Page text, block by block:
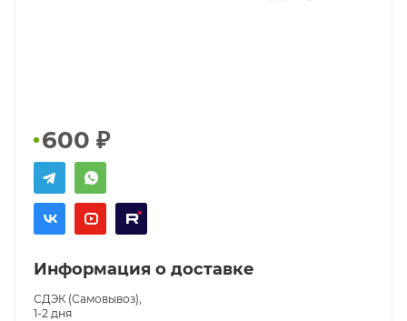
600 ₽
Информация о доставке
СДЭК (Самовывоз),
1-2 дня